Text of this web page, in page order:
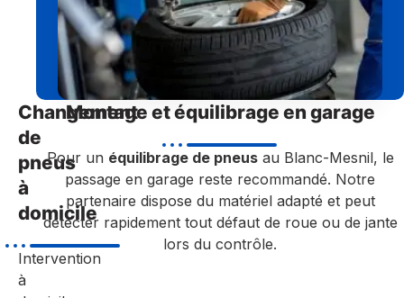
Changement
de
pneus
à
domicile
Intervention
à
Montage et équilibrage en garage
Pour un équilibrage de pneusau Blanc-Mesnil, le
passage en garage reste recommandé. Notre
partenaire dispose du matériel adapté et peut
détecter rapidement tout défaut de roue ou de jante
lors du contrôle.